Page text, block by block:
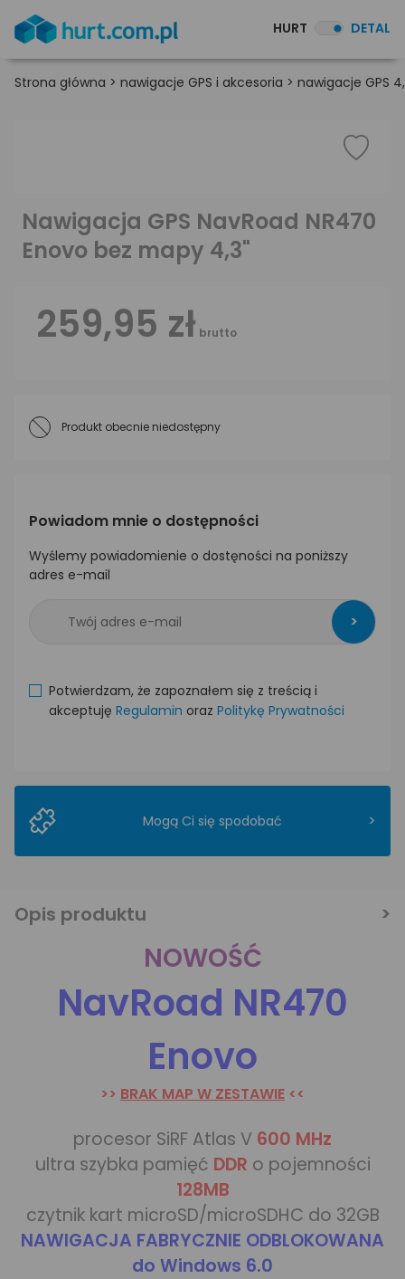
HURT DETAL
Strona główna > nawigacje GPS i akcesoria > nawigacje GPS
Nawigacja GPS NavRoad NR470
Enovo bez mapy 4,3"
259,95 zł brutto
Produkt obecnie niedostępny
Powiadom mnie o dostępności
Wyślemy powiadomienie o dostęności na poniższy
adres e-mail
>
Potwierdzam, że zapoznałem się z treścią i
akceptuję Regulamin oraz Politykę Prywatności
Mogą Ci się spodobać >
Opis produktu
NOWOŚĆ
NavRoad NR470
Enovo
>> BRAK MAP W ZESTAWIE <<
procesor SiRF Atlas V 600 MHz
ultra szybka pamięć DDR o pojemności
128MB
czytnik kart microSD/microSDHC do 32GB
NAWIGACJA FABRYCZNIE ODBLOKOWANA
do Windows 6.0